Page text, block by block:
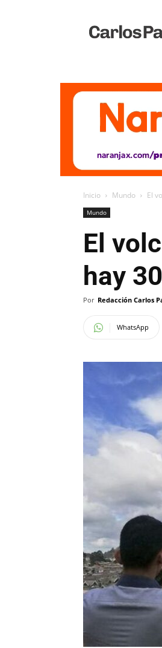
Vivo
Inicio Mundo El
Mundo
El
hay
Por Redacción Carlos
WhatsApp